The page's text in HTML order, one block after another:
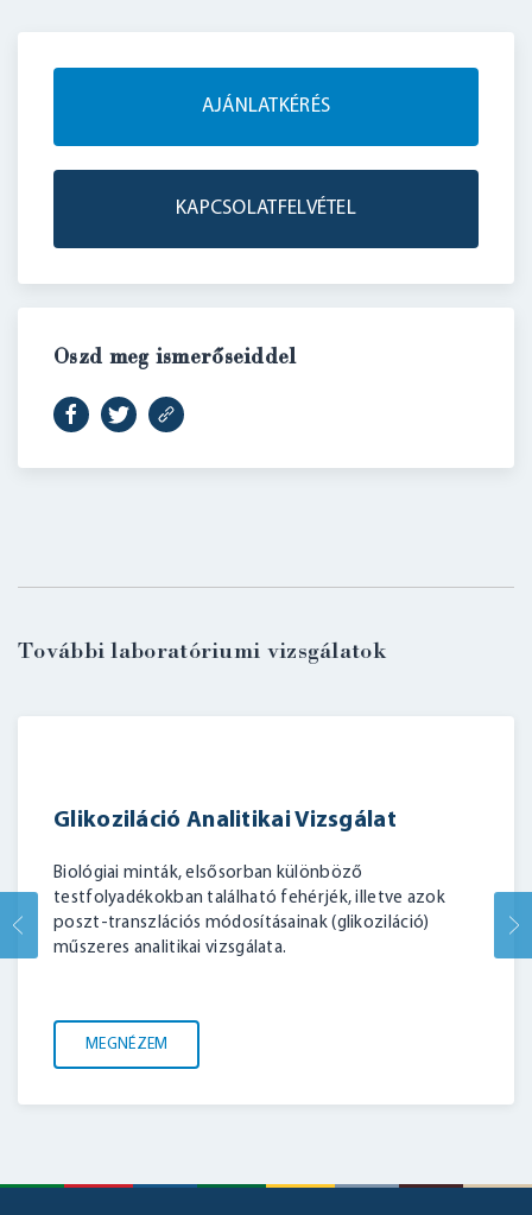
AJÁNLATKÉRÉS
KAPCSOLATFELVÉTEL
Oszd meg ismerőseiddel
További laboratóriumi vizsgálatok
Glikoziláció Analitikai Vizsgálat
Biológiai minták, elsősorban különböző
testfolyadékokban található fehérjék, illetve azok
poszt-transzlációs módosításainak (glikoziláció)
műszeres analitikai vizsgálata.
MEGNÉZEM